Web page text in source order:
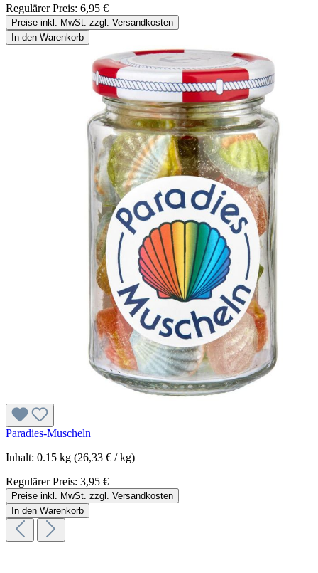
Regulärer Preis: 6,95 €
Preise inkl. MwSt. zzgl. Versandkosten
In den Warenkorb
Paradies-Muscheln
Inhalt: 0.15 kg (26,33 € / kg)
Regulärer Preis: 3,95 €
Preise inkl. MwSt. zzgl. Versandkosten
In den Warenkorb